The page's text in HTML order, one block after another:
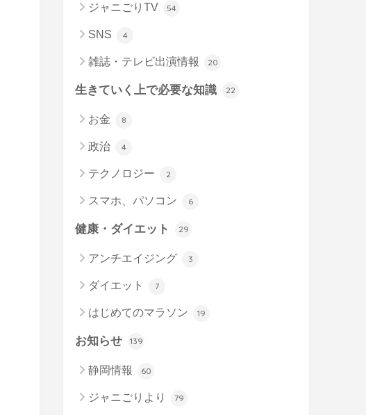
ジャニごりTV 54
SNS 4
雑誌・テレビ出演情報 20
生きていく上で必要な知識 22
お金 8
政治 4
テクノロジー 2
スマホ、パソコン 6
健康・ダイエット 29
アンチエイジング 3
ダイエット 7
はじめてのマラソン 19
お知らせ 139
静岡情報 60
ジャニごりより 79